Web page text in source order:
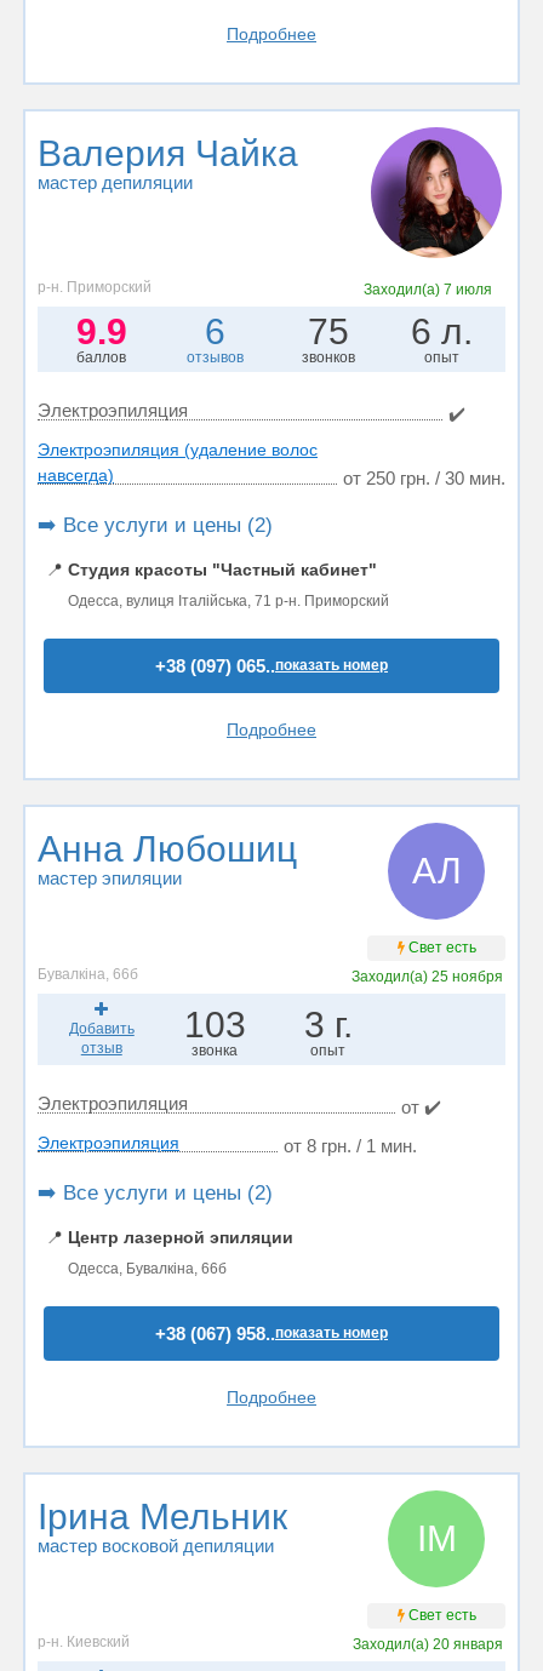
Подробнее
Валерия Чайка
мастер депиляции
р-н. Приморский Заходил(а) 7 июля
9.9
баллов
6
отзывов
75
звонков
6 л.
опыт
Электроэпиляция ✔️
Электроэпиляция (удаление волос
навсегда)
от 250 грн. / 30 мин.
➡️ Все услуги и цены (2)
📍 Студия красоты "Частный кабинет"
Одесса, вулиця Італійська, 71 р-н. Приморский
+38 (097) 065..показать номер
Подробнее
Анна Любошиц
мастер эпиляции АЛ
Свет есть
Бувалкіна, 66б
Заходил(а)25 ноября
Добавить
отзыв
103
звонка
3 г.
опыт
Электроэпиляция от ✔️
Электроэпиляция от 8 грн. / 1 мин.
➡️ Все услуги и цены (2)
📍 Центр лазерной эпиляции
Одесса, Бувалкіна, 66б
+38 (067) 958..показать номер
Подробнее
Ірина Мельник
мастер восковой депиляции ІМ
Свет есть
р-н. Киевский
Заходил(а) 20 января